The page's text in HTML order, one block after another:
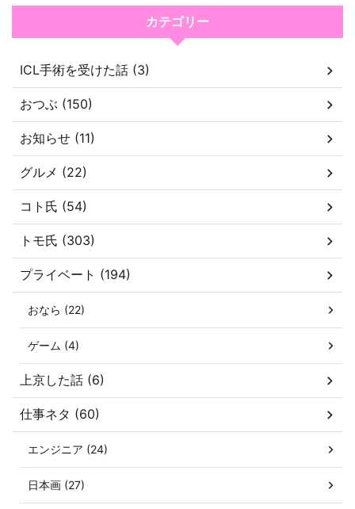
カテゴリー
ICL手術を受けた話 (3)
おつぶ (150)
お知らせ (11)
グルメ (22)
コト氏 (54)
トモ氏 (303)
プライベート (194)
おなら (22)
ゲーム (4)
上京した話 (6)
仕事ネタ (60)
エンジニア (24)
日本画 (27)